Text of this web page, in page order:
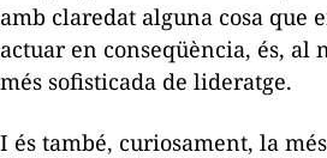
amb claredat alguna cosa que
actuar en conseqüència, és, al
més sofisticada de lideratge.
I és també, curiosament, la